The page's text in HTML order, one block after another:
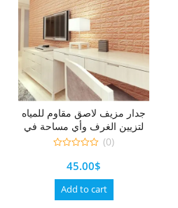
جدار مزيف لاصق مقاوم للمياه
لتزيين الغرف وأي مساحة في
منزلك
5
(0)
45.00$
Add to cart